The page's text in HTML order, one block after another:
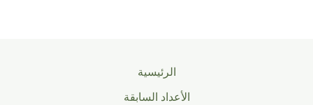
الرئيسية
الأعداد السابقة